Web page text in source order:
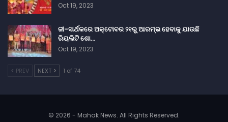
Oct 19, 2023
ଜୀ-ସାର୍ଥକରେ ଅକ୍ଟୋବର ୨୧ରୁ ଆରମ୍ଭ ହେବାକୁ ଯାଉଛି
ରିୟଲିଟି ଶୋ…
Oct 19, 2023
PREV NEXT 1 of 74
© 2026 - Mahak News. All Rights Reserved.